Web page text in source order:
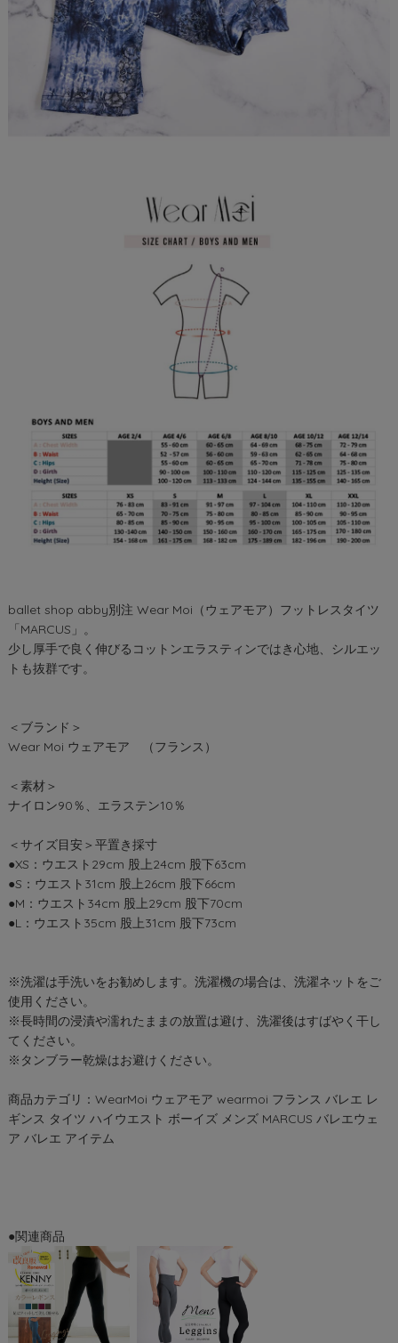
ballet shop abby別注 Wear Moi（ウェアモア）フットレスタイツ
「MARCUS」。
少し厚手で良く伸びるコットンエラスティンではき心地、シルエッ
トも抜群です。
＜ブランド＞
Wear Moi ウェアモア （フランス）
＜素材＞
ナイロン90％、エラステン10％
＜サイズ目安＞平置き採寸
●XS：ウエスト29cm 股上24cm 股下63cm
●S：ウエスト31cm 股上26cm 股下66cm
●M：ウエスト34cm 股上29cm 股下70cm
●L：ウエスト35cm 股上31cm 股下73cm
※洗濯は手洗いをお勧めします。洗濯機の場合は、洗濯ネットをご
使用ください。
※長時間の浸漬や濡れたままの放置は避け、洗濯後はすばやく干し
てください。
※タンブラー乾燥はお避けください。
商品カテゴリ：WearMoi ウェアモア wearmoi フランス バレエ レ
ギンス タイツ ハイウエスト ボーイズ メンズ MARCUS バレエウェ
ア バレエ アイテム
●関連商品